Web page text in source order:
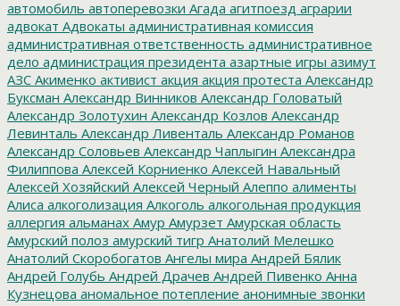
автомобиль автоперевозки Агада агитпоезд аграрии
адвокат Адвокаты административная комиссия
административная ответственность административное
дело администрация президента азартные игры азимут
АЗС Акименко активист акция акция протеста Александр
Буксман Александр Винников Александр Головатый
Александр Золотухин Александр Козлов Александр
Левинталь Александр Ливенталь Александр Романов
Александр Соловьев Александр Чаплыгин Александра
Филиппова Алексей Корниенко Алексей Навальный
Алексей Хозяйский Алексей Черный Алеппо алименты
Алиса алкоголизация Алкоголь алкогольная продукция
аллергия альманах Амур Амурзет Амурская область
Амурский полоз амурский тигр Анатолий Мелешко
Анатолий Скоробогатов Ангелы мира Андрей Бялик
Андрей Голубь Андрей Драчев Андрей Пивенко Анна
Кузнецова аномальное потепление анонимные звонки